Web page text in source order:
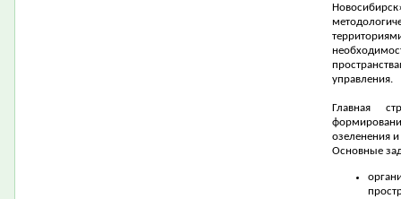
управления.
Главная
озеленения
Основные